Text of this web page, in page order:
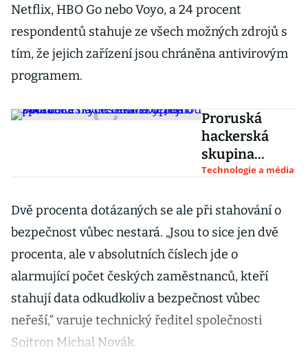
Netflix, HBO Go nebo Voyo, a 24 procent
respondentů stahuje ze všech možných zdrojů s
tím, že jejich zařízení jsou chráněna antivirovým
programem.
Proruská
hackerská
skupina
zaútočila na
Jde o portál
Českých drah
a veřejnou
správu
Technologie a média
Dvě procenta dotázaných se ale při stahování o
bezpečnost vůbec nestará. „Jsou to sice jen dvě
procenta, ale v absolutních číslech jde o
alarmující počet českých zaměstnanců, kteří
stahují data odkudkoliv a bezpečnost vůbec
neřeší,“ varuje technický ředitel společnosti
Soitron Michal Novák.